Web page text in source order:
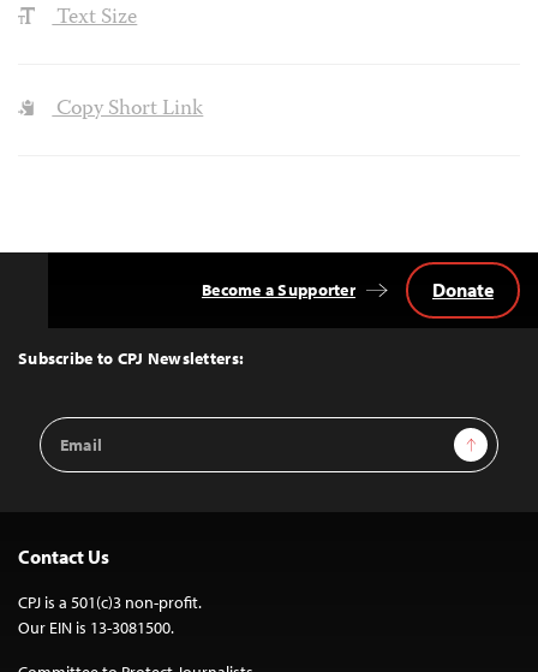
Text Size
Copy Short Link
Top
Subscribe to CPJ Newsletters:
Email
Address
Sign Up
Become a Supporter Donate
Contact Us
CPJ is a 501(c)3 non-profit.
Our EIN is 13-3081500.